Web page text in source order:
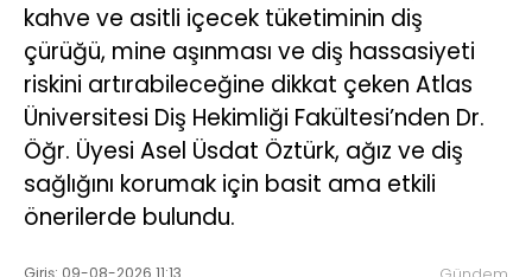
kahve ve asitli içecek tüketiminin diş
çürüğü, mine aşınması ve diş hassasiyeti
riskini artırabileceğine dikkat çeken Atlas
Üniversitesi Diş Hekimliği Fakültesi’nden Dr.
Öğr. Üyesi Asel Üsdat Öztürk, ağız ve diş
sağlığını korumak için basit ama etkili
önerilerde bulundu.